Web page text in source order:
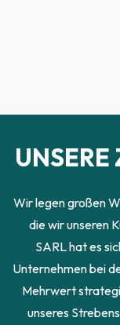
Wir legen großen
die wir unseren
SARL hat es
Unternehmen bei
Mehrwert
unseres